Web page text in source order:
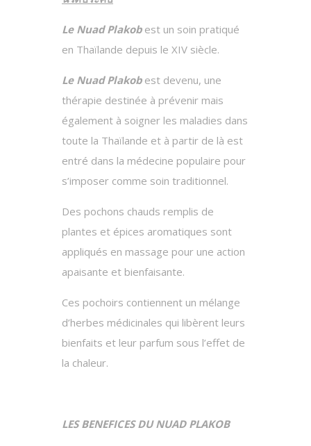
Le Nuad Plakobest un soin pratiqué
en Thaïlande depuis le XIV siècle.
Le Nuad Plakobest devenu, une
thérapie destinée à prévenir mais
également à soigner les maladies dans
toute la Thaïlande et à partir de là est
entré dans la médecine populaire pour
s’imposer comme soin traditionnel.
Des pochons chauds remplis de
plantes et épices aromatiques sont
appliqués en massage pour une action
apaisante et bienfaisante.
Ces pochoirs contiennent un mélange
d’herbes médicinales qui libèrent leurs
bienfaits et leur parfum sous l’effet de
la chaleur.
LES BENEFICES DU NUAD PLAKOB